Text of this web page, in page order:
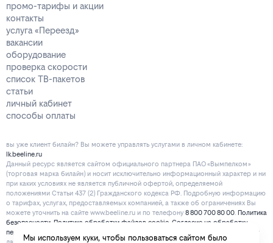
промо-тарифы и акции
контакты
услуга «Переезд»
вакансии
оборудование
проверка скорости
список ТВ-пакетов
статьи
личный кабинет
способы оплаты
вы уже клиент билайн? Вы можете управлять услугами в личнoм кaбинeтe:
lk.beeline.ru
Данный ресурс является сайтом официального партнера ПАО «Вымпелком»
(торговая марка билайн) и носит исключительно информационный характер и ни
при каких условиях не является публичной офертой, определяемой
положениями Статьи 437 (2) Гражданского кодекса РФ. Подробную информацию
о тарифах, услугах, предоставляемых компанией, а также об ограничениях Вы
можете уточнить на сайте www.beeline.ru и по телефону 8 800 700 80 00. Политика
безопасности Политика обработки файлов cookie Согласие на обработку
персональных данных
. Отписаться от получения информационных рассылок от
Мы используем куки, чтобы пользоваться сайтом было